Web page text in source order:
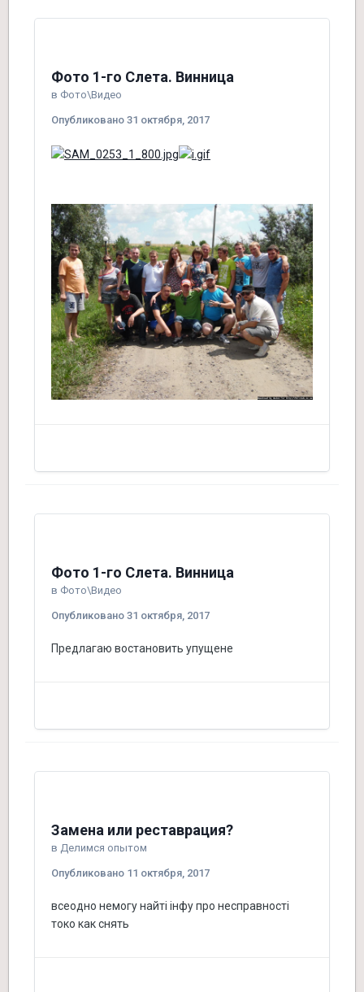
Фото 1-го Слета. Винница
в Фото\Видео
Опубликовано 31 октября, 2017
Фото 1-го Слета. Винница
в Фото\Видео
Опубликовано 31 октября, 2017
Предлагаю востановить упущене
Замена или реставрация?
в Делимся опытом
Опубликовано 11 октября, 2017
всеодно немогу найті інфу про несправності
токо как снять